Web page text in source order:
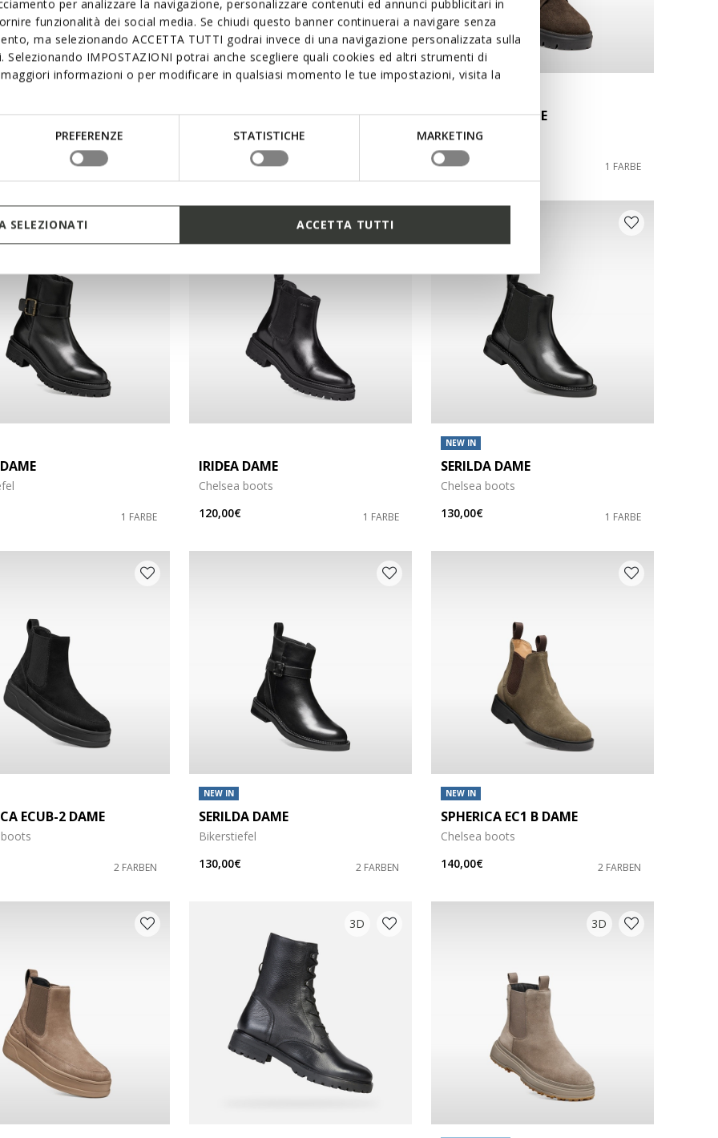
per analizzare la navigazione, personalizzare contenuti ed annunci pubblicitari in
funzionalità dei social media. Se chiudi questo banner continuerai a navigare senza
ma selezionando ACCETTA TUTTI godrai invece di una navigazione personalizzata sulla
Selezionando IMPOSTAZIONI potrai anche scegliere quali cookies ed altri strumenti di
informazioni o per modificare in qualsiasi momento le tue impostazioni, visita la
PREFERENZE STATISTICHE MARKETING
SELEZIONATI ACCETTA TUTTI
60 DAME
mit hohem Absatz
NORIZE DAME
Stiefeletten zum Schnüren
KLARGENA DAME
Springerstiefel
130,00€
1 FARBE
1 FARBE
IRIDEA DAME
Chelsea boots
120,00€
1 FARBE
NEW IN
SERILDA DAME
Chelsea boots
130,00€
1 FARBE
ECUB-2 DAME
2 FARBEN
NEW IN
SERILDA DAME
Bikerstiefel
130,00€
2 FARBEN
NEW IN
SPHERICA EC1 B DAME
Chelsea boots
140,00€
2 FARBEN
3D 3D